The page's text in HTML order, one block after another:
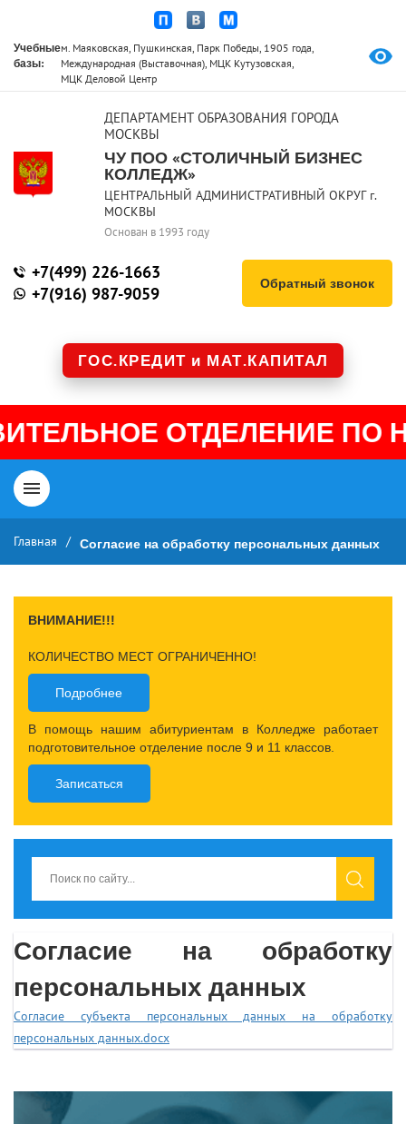
Учебные
базы:
м. Маяковская, Пушкинская, Парк Победы, 1905 года,
Международная (Выставочная), МЦК Кутузовская,
МЦК Деловой Центр
ДЕПАРТАМЕНТ ОБРАЗОВАНИЯ ГОРОДА
МОСКВЫ
ЧУ ПОО «СТОЛИЧНЫЙ БИЗНЕС
КОЛЛЕДЖ»
ЦЕНТРАЛЬНЫЙ АДМИНИСТРАТИВНЫЙ ОКРУГ г.
МОСКВЫ
Основан в 1993 году
+7(499) 226-1663
+7(916) 987-9059
Обратный звонок
ГОС.КРЕДИТ и МАТ.КАПИТАЛ
ОТДЕЛЕНИЕ ПО
Главная / Согласие на обработку персональных данных
ВНИМАНИЕ!!!
КОЛИЧЕСТВО МЕСТ ОГРАНИЧЕННО!
Подробнее
В помощь нашим абитуриентам в Колледже работает
подготовительное отделение после 9 и 11 классов.
Записаться
Согласие на обработку
персональных данных
Согласие субъекта персональных данных на обработку
персональных данных.docx